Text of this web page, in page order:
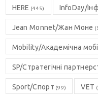
HERE (445) InfoDay/
Jean Monnet/Жан Моне
Mobility/Академічна
SP/Стратегічні
Sport/Спорт (99) VET